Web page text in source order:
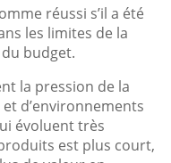
réussi s’il a été
les limites de la
budget.
la pression de la
d’environnements
évoluent très
est plus court,